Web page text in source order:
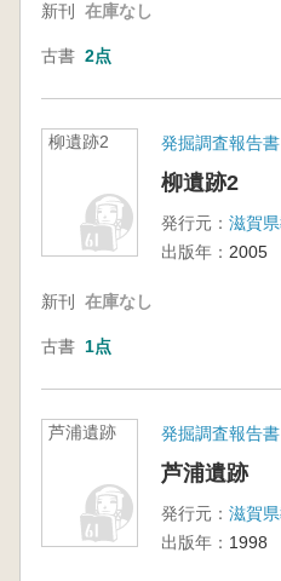
新刊 在庫なし
古書 2点
柳遺跡2 発掘調査報告書
柳遺跡2
発行元：
出版年： 2005
新刊 在庫なし
古書 1点
芦浦遺跡 発掘調査報告書
芦浦遺跡
発行元：
出版年： 1998